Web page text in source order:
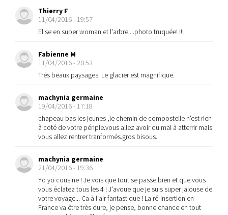
Thierry F
11/04/2016 - 19:57
Elise en super woman et l'arbre....photo truquée! !!!
Fabienne M
11/04/2016 - 20:53
Très beaux paysages. Le glacier est magnifique.
machynia germaine
19/04/2016 - 17:18
chapeau bas les jeunes ,le chemin de compostelle n'est rien
à coté de votre périple.vous allez avoir du mal à atterrir mais
vous allez rentrer tranformés.gros bisous.
machynia germaine
21/04/2016 - 19:36
Yo yo cousine ! Je vois que tout se passe bien et que vous
vous éclatez tous les 4 ! J'avoue que je suis super jalouse de
votre voyage... Ca à l'air fantastique ! La ré-insertion en
France va être très dure, je pense, bonne chance en tout